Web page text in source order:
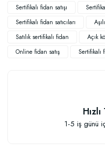
Sertifikalı fidan satışı
Sertifikalı fidan satıcıları
Satılık sertifikalı fidan
Açık
Online fidan satış
Sertifikalı
1-5 iş günü